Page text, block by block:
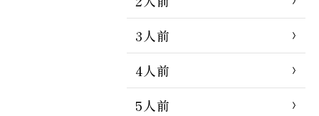
3人前
4人前
5人前